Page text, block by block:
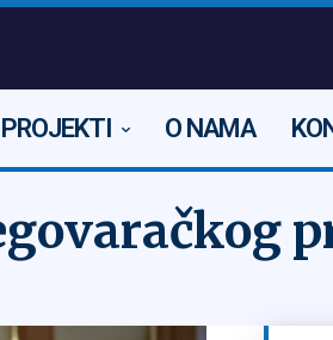
PROJEKTI O NAMA